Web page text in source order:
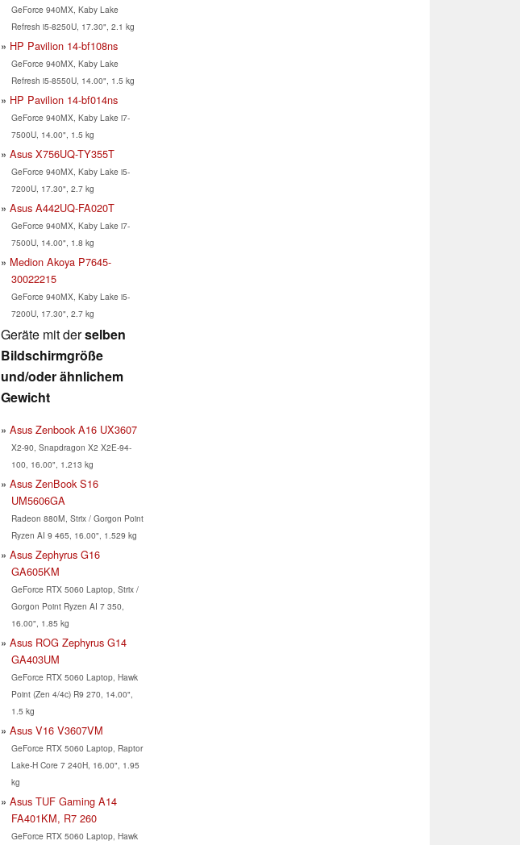
GeForce 940MX, Kaby Lake
Refresh i5-8250U, 17.30", 2.1 kg
HP Pavilion 14-bf108ns
GeForce 940MX, Kaby Lake
Refresh i5-8550U, 14.00", 1.5 kg
HP Pavilion 14-bf014ns
GeForce 940MX, Kaby Lake i7-
7500U, 14.00", 1.5 kg
Asus X756UQ-TY355T
GeForce 940MX, Kaby Lake i5-
7200U, 17.30", 2.7 kg
Asus A442UQ-FA020T
GeForce 940MX, Kaby Lake i7-
7500U, 14.00", 1.8 kg
Medion Akoya P7645-
30022215
GeForce 940MX, Kaby Lake i5-
7200U, 17.30", 2.7 kg
Geräte mit derselben
Bildschirmgröße
und/oder ähnlichem
Gewicht
Asus Zenbook A16 UX3607
X2-90, Snapdragon X2 X2E-94-
100, 16.00", 1.213 kg
Asus ZenBook S16
UM5606GA
Radeon 880M, Strix / Gorgon Point
Ryzen AI 9 465, 16.00", 1.529 kg
Asus Zephyrus G16
GA605KM
GeForce RTX 5060 Laptop, Strix /
Gorgon Point Ryzen AI 7 350,
16.00", 1.85 kg
Asus ROG Zephyrus G14
GA403UM
GeForce RTX 5060 Laptop, Hawk
Point (Zen 4/4c) R9 270, 14.00",
1.5 kg
Asus V16 V3607VM
GeForce RTX 5060 Laptop, Raptor
Lake-H Core 7 240H, 16.00", 1.95
kg
Asus TUF Gaming A14
FA401KM, R7 260
GeForce RTX 5060 Laptop, Hawk